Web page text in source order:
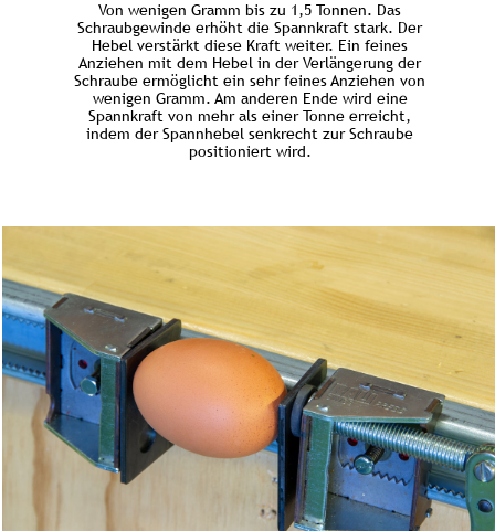
Von wenigen Gramm bis zu 1,5 Tonnen. Das
Schraubgewinde erhöht die Spannkraft stark. Der
Hebel verstärkt diese Kraft weiter. Ein feines
Anziehen mit dem Hebel in der Verlängerung der
Schraube ermöglicht ein sehr feines Anziehen von
wenigen Gramm. Am anderen Ende wird eine
Spannkraft von mehr als einer Tonne erreicht,
indem der Spannhebel senkrecht zur Schraube
positioniert wird.